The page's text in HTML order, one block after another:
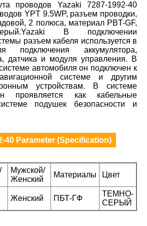
проводов Yazaki 7287-1992-40
YPT 9.5WP, разъем проводки,
2 полюса, материал PBT-GF,
В подключении
разъем кабеля используется в
подключения аккумулятора,
датчика и модуля управления. В
автомобиля он подключен к
системе и другим
устройствам. В системе
проявляется как кабельные
подушек безопасности и
40 Parameter (Specification)
Мужской/
Женский
Материалы Цвет
Женский ПБТ-ГФ
ТЕМНО-
СЕРЫЙ